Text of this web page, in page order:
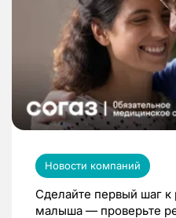
Новости компаний
Сделайте первый шаг
малыша — проверьте